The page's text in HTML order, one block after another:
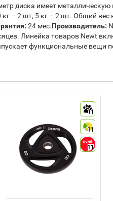
диска имеет металлическую
кг – 2 шт, 5 кг – 2 шт. Общий вес
24 мес.Производитель:
Линейка товаров Newt
функциональные вещи
11
11
11